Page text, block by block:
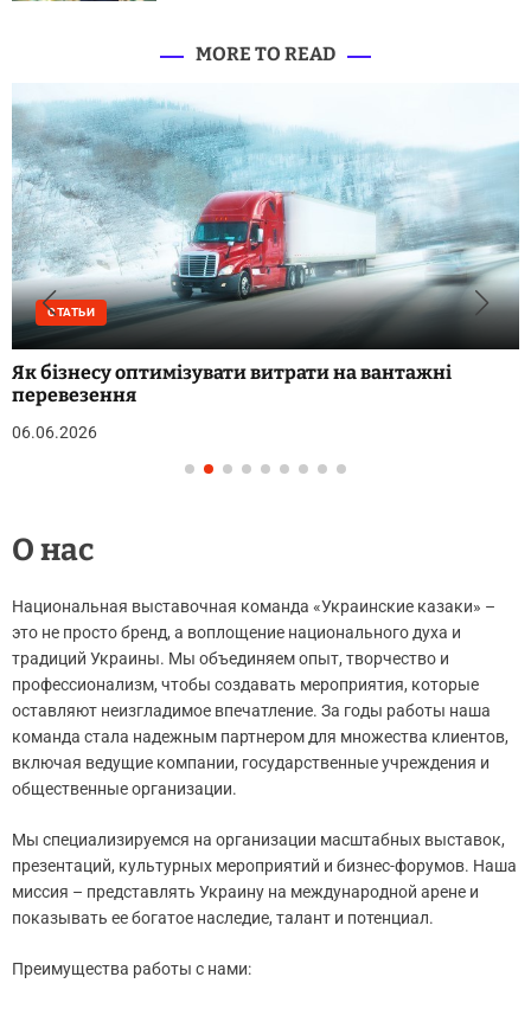
MORE TO READ
СТАТЬИ
Як бізнесу оптимізувати витрати на вантажні
перевезення
06.06.2026
О нас
Национальная выставочная команда «Украинские казаки» –
это не просто бренд, а воплощение национального духа и
традиций Украины. Мы объединяем опыт, творчество и
профессионализм, чтобы создавать мероприятия, которые
оставляют неизгладимое впечатление. За годы работы наша
команда стала надежным партнером для множества клиентов,
включая ведущие компании, государственные учреждения и
общественные организации.
Мы специализируемся на организации масштабных выставок,
презентаций, культурных мероприятий и бизнес-форумов. Наша
миссия – представлять Украину на международной арене и
показывать ее богатое наследие, талант и потенциал.
Преимущества работы с нами: